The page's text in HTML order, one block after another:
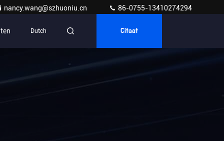
nancy.wang@szhuoniu.cn 86-0755-13410274294
Dutch Citaat